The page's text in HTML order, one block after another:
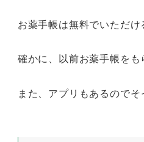
お薬手帳は無料でいただけ
確かに、以前お薬手帳をも
また、アプリもあるので